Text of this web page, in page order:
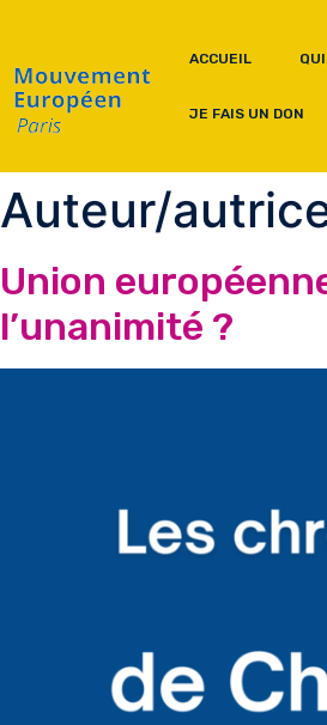
ACCUEIL
JE FAIS UN DON
Auteur/
Union
l’unanimité ?